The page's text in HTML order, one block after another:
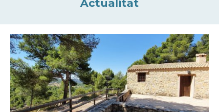
Actualitat